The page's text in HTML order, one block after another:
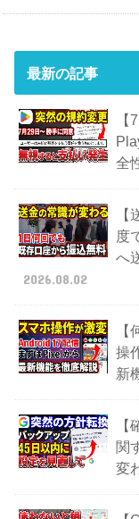
最新の記事
全
度
へ
2026.08.02
操
新
関
変